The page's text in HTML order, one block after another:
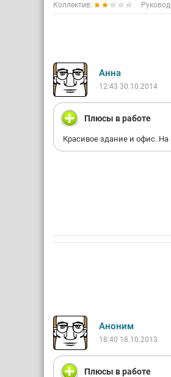
Коллектив:
Анна
12:43 30.10.2014
Плюсы в работе
Красивое здание и офис.
Аноним
18:40 18.10.2013
Плюсы в работе